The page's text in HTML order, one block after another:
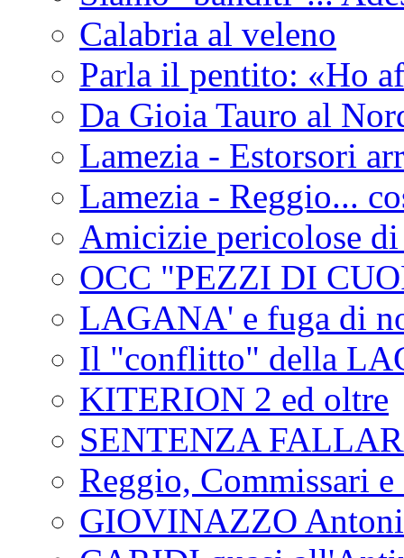
Calabria al veleno
Parla il pentito: «Ho
Da Gioia Tauro al
Lamezia - Estorsori
Lamezia - Reggio...
Amicizie pericolose
OCC "PEZZI DI
LAGANA' e fuga di
Il "conflitto" della
KITERION 2 ed oltre
SENTENZA
Reggio, Commissari
GIOVINAZZO